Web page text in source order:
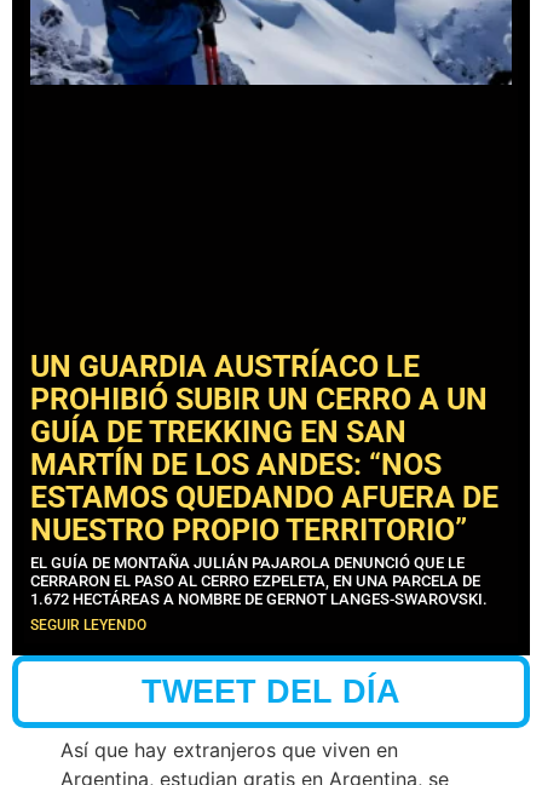
UN GUARDIA AUSTRÍACO LE
PROHIBIÓ SUBIR UN CERRO A UN
GUÍA DE TREKKING EN SAN
MARTÍN DE LOS ANDES: “NOS
ESTAMOS QUEDANDO AFUERA DE
NUESTRO PROPIO TERRITORIO”
EL GUÍA DE MONTAÑA JULIÁN PAJAROLA DENUNCIÓ QUE LE
CERRARON EL PASO AL CERRO EZPELETA, EN UNA PARCELA DE
1.672 HECTÁREAS A NOMBRE DE GERNOT LANGES-SWAROVSKI.
SEGUIR LEYENDO
TWEET DEL DÍA
Así que hay extranjeros que viven en
Argentina, estudian gratis en Argentina, se